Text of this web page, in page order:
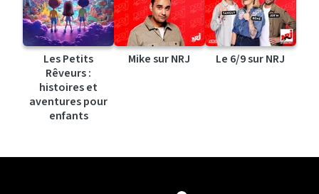
Les Petits
Rêveurs :
histoires et
aventures pour
enfants
Mike sur NRJ Le 6/9 sur NRJ